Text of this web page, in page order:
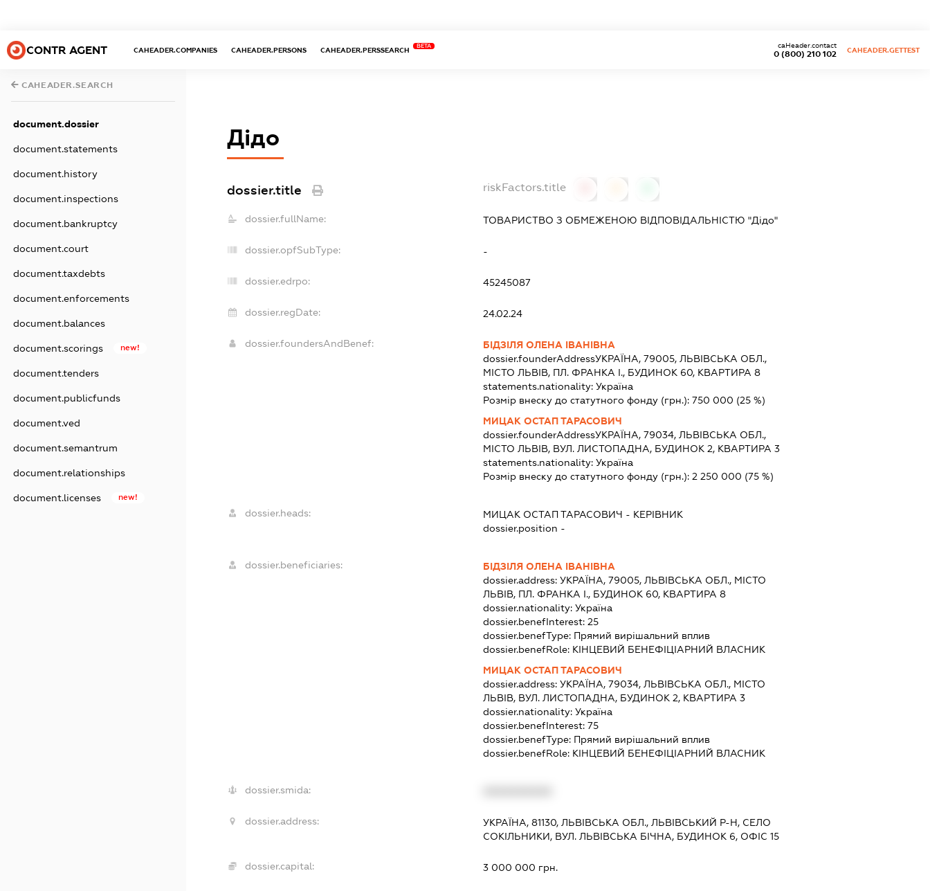
CONTR AGENT CAHEADER.COMPANIES CAHEADER.PERSONS CAHEADER.PERSSEARCH
BETA
0 (800) 210 102
caHeader.contact
CAHEADER.GETTEST
CAHEADER.SEARCH
document.dossier
document.statements
document.history
document.inspections
document.bankruptcy
document.court
document.taxdebts
document.enforcements
document.balances
document.scorings new!
document.tenders
document.publicfunds
document.ved
document.semantrum
document.relationships
document.licenses new!
Дідо
dossier.title riskFactors.title
dossier.fullName: ТОВАРИСТВО З ОБМЕЖЕНОЮ ВІДПОВІДАЛЬНІСТЮ "Дідо"
dossier.opfSubType: -
dossier.edrpo: 45245087
dossier.regDate: 24.02.24
dossier.foundersAndBenef:
БІДЗІЛЯ ОЛЕНА ІВАНІВНА
dossier.founderAddressУКРАЇНА, 79005, ЛЬВІВСЬКА ОБЛ.,
МІСТО ЛЬВІВ, ПЛ. ФРАНКА І., БУДИНОК 60, КВАРТИРА 8
statements.nationality:Україна
Розмір внеску до статутного фонду (грн.):750 000 (25 %)
МИЦАК ОСТАП ТАРАСОВИЧ
dossier.founderAddressУКРАЇНА, 79034, ЛЬВІВСЬКА ОБЛ.,
МІСТО ЛЬВІВ, ВУЛ. ЛИСТОПАДНА, БУДИНОК 2, КВАРТИРА 3
statements.nationality:Україна
Розмір внеску до статутного фонду (грн.):2 250 000 (75 %)
dossier.heads: МИЦАК ОСТАП ТАРАСОВИЧ - КЕРІВНИК
dossier.position -
dossier.beneficiaries:
БІДЗІЛЯ ОЛЕНА ІВАНІВНА
dossier.address:УКРАЇНА, 79005, ЛЬВІВСЬКА ОБЛ., МІСТО
ЛЬВІВ, ПЛ. ФРАНКА І., БУДИНОК 60, КВАРТИРА 8
dossier.nationality:Україна
dossier.benefInterest:25
dossier.benefType: Прямий вирішальний вплив
dossier.benefRole: КІНЦЕВИЙ БЕНЕФІЦІАРНИЙ ВЛАСНИК
МИЦАК ОСТАП ТАРАСОВИЧ
dossier.address:УКРАЇНА, 79034, ЛЬВІВСЬКА ОБЛ., МІСТО
ЛЬВІВ, ВУЛ. ЛИСТОПАДНА, БУДИНОК 2, КВАРТИРА 3
dossier.nationality:Україна
dossier.benefInterest:75
dossier.benefType: Прямий вирішальний вплив
dossier.benefRole: КІНЦЕВИЙ БЕНЕФІЦІАРНИЙ ВЛАСНИК
dossier.smida:
dossier.address:
УКРАЇНА, 81130, ЛЬВІВСЬКА ОБЛ., ЛЬВІВСЬКИЙ Р-Н, СЕЛО
СОКІЛЬНИКИ, ВУЛ. ЛЬВІВСЬКА БІЧНА, БУДИНОК 6, ОФІС 15
dossier.capital: 3 000 000 грн.